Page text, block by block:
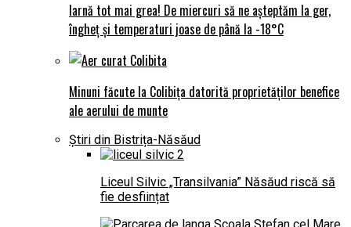
Iarnă tot mai grea! De miercuri să ne așteptăm la ger,
îngheț și temperaturi joase de până la -18°C
Minuni făcute la Colibița datorită proprietăților benefice
ale aerului de munte
Știri din Bistrița-Năsăud
Liceul Silvic „Transilvania” Năsăud riscă să
fie desființat